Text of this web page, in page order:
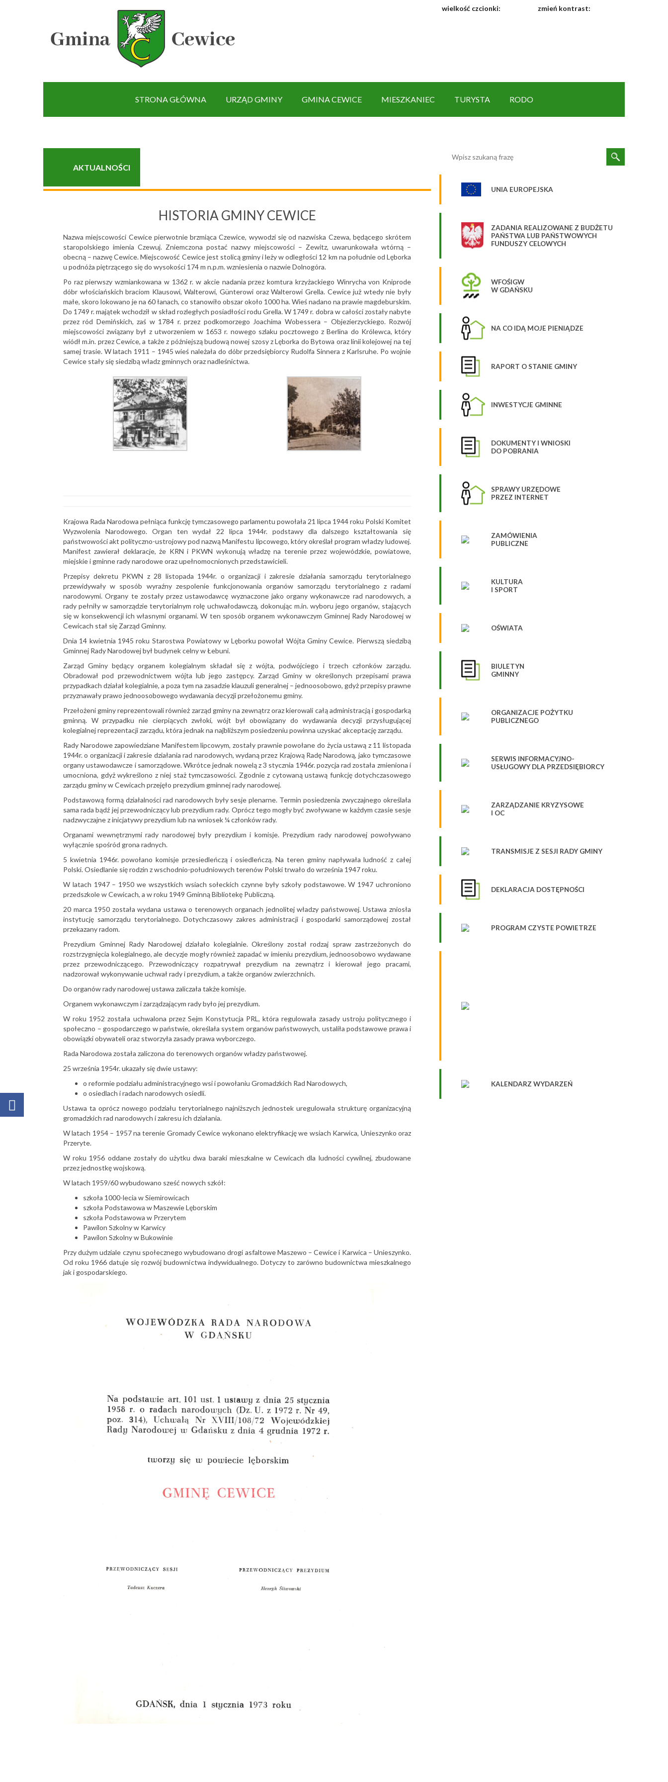
wielkość czcionki: zmień kontrast:
STRONA GŁÓWNA URZĄD GMINY GMINA CEWICE MIESZKANIEC TURYSTA RODO
AKTUALNOŚCI
HISTORIA GMINY CEWICE
Nazwa miejscowości Cewice pierwotnie brzmiąca Czewice, wywodzi się od nazwiska Czewa, będącego skrótem
staropolskiego imienia Czewuj. Zniemczona postać nazwy miejscowości – Zewitz, uwarunkowała wtórną –
obecną – nazwę Cewice. Miejscowość Cewice jest stolicą gminy i leży w odległości 12 km na południe od Lęborka
u podnóża piętrzącego się do wysokości 174 m n.p.m. wzniesienia o nazwie Dolnogóra.
Po raz pierwszy wzmiankowana w 1362 r. w akcie nadania przez komtura krzyżackiego Winrycha von Kniprode
dóbr włościańskich braciom Klausowi, Walterowi, Günterowi oraz Walterowi Grella. Cewice już wtedy nie były
małe, skoro lokowano je na 60 łanach, co stanowiło obszar około 1000 ha. Wieś nadano na prawie magdeburskim.
Do 1749 r. majątek wchodził w skład rozległych posiadłości rodu Grella. W 1749 r. dobra w całości zostały nabyte
przez ród Demińskich, zaś w 1784 r. przez podkomorzego Joachima Wobessera – Objezierzyckiego. Rozwój
miejscowości związany był z utworzeniem w 1653 r. nowego szlaku pocztowego z Berlina do Królewca, który
wiódł m.in. przez Cewice, a także z późniejszą budową nowej szosy z Lęborka do Bytowa oraz linii kolejowej na tej
samej trasie. W latach 1911 – 1945 wieś należała do dóbr przedsiębiorcy Rudolfa Sinnera z Karlsruhe. Po wojnie
Cewice stały się siedzibą władz gminnych oraz nadleśnictwa.
Krajowa Rada Narodowa pełniąca funkcję tymczasowego parlamentu powołała 21 lipca 1944 roku Polski Komitet
Wyzwolenia Narodowego. Organ ten wydał 22 lipca 1944r. podstawy dla dalszego kształtowania się
państwowości akt polityczno-ustrojowy pod nazwą Manifestu lipcowego, który określał program władzy ludowej.
Manifest zawierał deklaracje, że KRN i PKWN wykonują władzę na terenie przez wojewódzkie, powiatowe,
miejskie i gminne rady narodowe oraz upełnomocnionych przedstawicieli.
Przepisy dekretu PKWN z 28 listopada 1944r. o organizacji i zakresie działania samorządu terytorialnego
przewidywały w sposób wyraźny zespolenie funkcjonowania organów samorządu terytorialnego z radami
narodowymi. Organy te zostały przez ustawodawcę wyznaczone jako organy wykonawcze rad narodowych, a
rady pełniły w samorządzie terytorialnym rolę uchwałodawczą, dokonując m.in. wyboru jego organów, stających
się w konsekwencji ich własnymi organami. W ten sposób organem wykonawczym Gminnej Rady Narodowej w
Cewicach stał się Zarząd Gminny.
Dnia 14 kwietnia 1945 roku Starostwa Powiatowy w Lęborku powołał Wójta Gminy Cewice. Pierwszą siedzibą
Gminnej Rady Narodowej był budynek celny w Łebuni.
Zarząd Gminy będący organem kolegialnym składał się z wójta, podwójciego i trzech członków zarządu.
Obradował pod przewodnictwem wójta lub jego zastępcy. Zarząd Gminy w określonych przepisami prawa
przypadkach działał kolegialnie, a poza tym na zasadzie klauzuli generalnej – jednoosobowo, gdyż przepisy prawne
przyznawały prawo jednoosobowego wydawania decyzji przełożonemu gminy.
Przełożeni gminy reprezentowali również zarząd gminy na zewnątrz oraz kierowali całą administracją i gospodarką
gminną. W przypadku nie cierpiących zwłoki, wójt był obowiązany do wydawania decyzji przysługującej
kolegialnej reprezentacji zarządu, która jednak na najbliższym posiedzeniu powinna uzyskać akceptację zarządu.
Rady Narodowe zapowiedziane Manifestem lipcowym, zostały prawnie powołane do życia ustawą z 11 listopada
1944r. o organizacji i zakresie działania rad narodowych, wydaną przez Krajową Radę Narodową, jako tymczasowe
organy ustawodawcze i samorządowe. Wkrótce jednak nowelą z 3 stycznia 1946r. pozycja rad została zmieniona i
umocniona, gdyż wykreślono z niej staż tymczasowości. Zgodnie z cytowaną ustawą funkcję dotychczasowego
zarządu gminy w Cewicach przejęło prezydium gminnej rady narodowej.
Podstawową formą działalności rad narodowych były sesje plenarne. Termin posiedzenia zwyczajnego określała
sama rada bądź jej przewodniczący lub prezydium rady. Oprócz tego mogły być zwoływane w każdym czasie sesje
nadzwyczajne z inicjatywy prezydium lub na wniosek ¼ członków rady.
Organami wewnętrznymi rady narodowej były prezydium i komisje. Prezydium rady narodowej powoływano
wyłącznie spośród grona radnych.
5 kwietnia 1946r. powołano komisje przesiedleńczą i osiedleńczą. Na teren gminy napływała ludność z całej
Polski. Osiedlanie się rodzin z wschodnio-południowych terenów Polski trwało do września 1947 roku.
W latach 1947 – 1950 we wszystkich wsiach sołeckich czynne były szkoły podstawowe. W 1947 uchroniono
przedszkole w Cewicach, a w roku 1949 Gminną Bibliotekę Publiczną.
20 marca 1950 została wydana ustawa o terenowych organach jednolitej władzy państwowej. Ustawa zniosła
instytucję samorządu terytorialnego. Dotychczasowy zakres administracji i gospodarki samorządowej został
przekazany radom.
Prezydium Gminnej Rady Narodowej działało kolegialnie. Określony został rodzaj spraw zastrzeżonych do
rozstrzygnięcia kolegialnego, ale decyzje mogły również zapadać w imieniu prezydium, jednoosobowo wydawane
przez przewodniczącego. Przewodniczący rozpatrywał prezydium na zewnątrz i kierował jego pracami,
nadzorował wykonywanie uchwał rady i prezydium, a także organów zwierzchnich.
Do organów rady narodowej ustawa zaliczała także komisje.
Organem wykonawczym i zarządzającym rady było jej prezydium.
W roku 1952 została uchwalona przez Sejm Konstytucja PRL, która regulowała zasady ustroju politycznego i
społeczno – gospodarczego w państwie, określała system organów państwowych, ustaliła podstawowe prawa i
obowiązki obywateli oraz stworzyła zasady prawa wyborczego.
Rada Narodowa została zaliczona do terenowych organów władzy państwowej.
25 września 1954r. ukazały się dwie ustawy:
o reformie podziału administracyjnego wsi i powołaniu Gromadzkich Rad Narodowych,
o osiedlach i radach narodowych osiedli.
Ustawa ta oprócz nowego podziału terytorialnego najniższych jednostek uregulowała strukturę organizacyjną
gromadzkich rad narodowych i zakresu ich działania.
W latach 1954 – 1957 na terenie Gromady Cewice wykonano elektryfikację we wsiach Karwica, Unieszynko oraz
Przeryte.
W roku 1956 oddane zostały do użytku dwa baraki mieszkalne w Cewicach dla ludności cywilnej, zbudowane
przez jednostkę wojskową.
W latach 1959/60 wybudowano sześć nowych szkół:
szkoła 1000-lecia w Siemirowicach
szkoła Podstawowa w Maszewie Lęborskim
szkoła Podstawowa w Przerytem
Pawilon Szkolny w Karwicy
Pawilon Szkolny w Bukowinie
Przy dużym udziale czynu społecznego wybudowano drogi asfaltowe Maszewo – Cewice i Karwica – Unieszynko.
Od roku 1966 datuje się rozwój budownictwa indywidualnego. Dotyczy to zarówno budownictwa mieszkalnego
jak i gospodarskiego.
UNIA EUROPEJSKA
ZADANIA REALIZOWANE Z BUDŻETU
PAŃSTWA LUB PAŃSTWOWYCH
FUNDUSZY CELOWYCH
WFOŚIGW
W GDAŃSKU
NA CO IDĄ MOJE PIENIĄDZE
RAPORT O STANIE GMINY
INWESTYCJE GMINNE
DOKUMENTY I WNIOSKI
DO POBRANIA
SPRAWY URZĘDOWE
PRZEZ INTERNET
ZAMÓWIENIA
PUBLICZNE
KULTURA
I SPORT
OŚWIATA
BIULETYN
GMINNY
ORGANIZACJE POŻYTKU
PUBLICZNEGO
SERWIS INFORMACYJNO-
USŁUGOWY DLA PRZEDSIĘBIORCY
ZARZĄDZANIE KRYZYSOWE
I OC
TRANSMISJE Z SESJI RADY GMINY
DEKLARACJA DOSTĘPNOŚCI
PROGRAM CZYSTE POWIETRZE
KALENDARZ WYDARZEŃ